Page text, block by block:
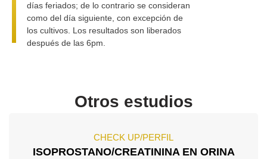
días feriados; de lo contrario se consideran
como del día siguiente, con excepción de
los cultivos. Los resultados son liberados
después de las 6pm.
Otros estudios
CHECK UP/PERFIL
ISOPROSTANO/CREATININA EN ORINA